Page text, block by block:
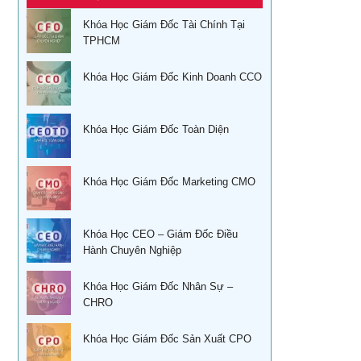
Khóa học phân tích báo cáo tài chính
Đào tạo nghiệp vụ quản lý kho
Khoá học Sử dụng KPIs đánh giá hiệu quả công việc
Xây dựng, quản lý & phát triển kênh phân phối dành cho
CEO
Xây dựng, quản lý và phát triển cửa hàng của doanh
nghiệp
Khóa học đàm phán thương lượng
Khóa Học Kỹ năng bán hàng hiệu quả
Khóa học Thuyết Trình Trước Đám Đông
Khoá học Tài chính doanh nghiệp
Học phong thủy trong điều hành doanh nghiệp
Học tài chính dành cho lãnh đạo
Học quản lý tài chính dành cho các nhà quản trị không
Kỹ năng bán hàng qua điện thoại
Quản trị cuộc đời – Ts. Lê Thẩm Dương
Khóa học quản trị và thu hồi công nợ TPHCM
Học kỹ năng phỏng vấn tuyển dụng tại Tphcm
Ứng dụng phong thủy vào xây dựng thương hiệu
Sống khỏe trẻ đẹp – Nghệ thuật ăn uống cân bằng âm
dương
Khoá học nhân tướng học Nâng Cao trong quản trị nhân
sự TPHCM
Khoá học Nhân tướng học trong quản trị nhân sự TPHCM
Khóa Học Giám Đốc Tài Chính Tại
TPHCM
Khóa Học Giám Đốc Kinh Doanh CCO
Khóa Học Giám Đốc Toàn Diện
Khóa Học Giám Đốc Marketing CMO
Khóa Học CEO – Giám Đốc Điều
Hành Chuyên Nghiệp
Khóa Học Giám Đốc Nhân Sự –
CHRO
Khóa Học Giám Đốc Sản Xuất CPO